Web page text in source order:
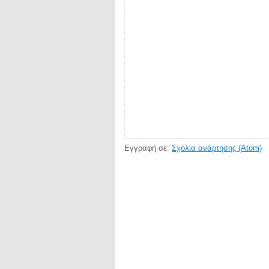
Εγγραφή σε: Σχόλια ανάρτησης (Atom)